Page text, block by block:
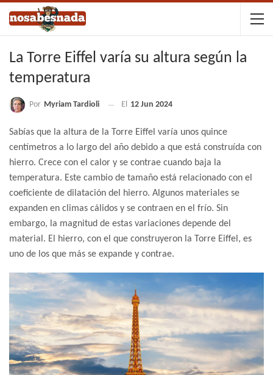
La Torre Eiffel varía su altura según la
temperatura
Por Myriam Tardioli El 12 Jun 2024
Sabías que la altura de la Torre Eiffel varía unos quince
centímetros a lo largo del año debido a que está construída con
hierro. Crece con el calor y se contrae cuando baja la
temperatura. Este cambio de tamaño está relacionado con el
coeficiente de dilatación del hierro. Algunos materiales se
expanden en climas cálidos y se contraen en el frío. Sin
embargo, la magnitud de estas variaciones depende del
material. El hierro, con el que construyeron la Torre Eiffel, es
uno de los que más se expande y contrae.